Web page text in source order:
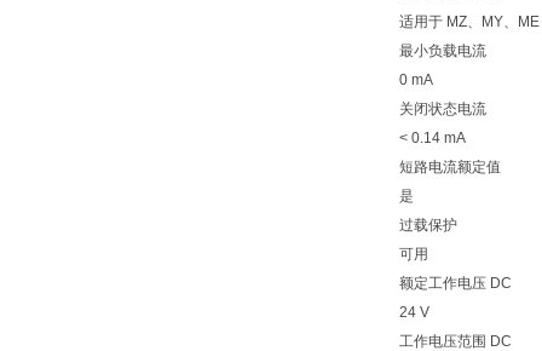
适用于 MZ、MY、
最小负载电流
0 mA
关闭状态电流
< 0.14 mA
短路电流额定值
是
过载保护
可用
额定工作电压 DC
24 V
工作电压范围 DC